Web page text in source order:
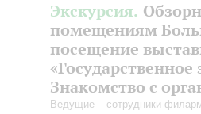
Экскурсия.
помещениям
посещение
«Государственное
Знакомство с
Ведущие – сотрудники